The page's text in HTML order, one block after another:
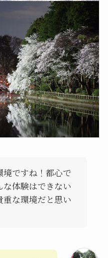
境ですね！都心で
な体験はできない
重な環境だと思い